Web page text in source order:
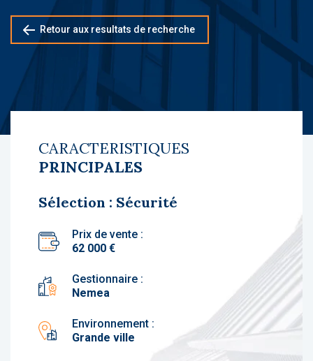
Retour aux resultats de recherche
CARACTERISTIQUES
PRINCIPALES
Sélection : Sécurité
Prix de vente :
62 000 €
Gestionnaire :
Nemea
Environnement :
Grande ville